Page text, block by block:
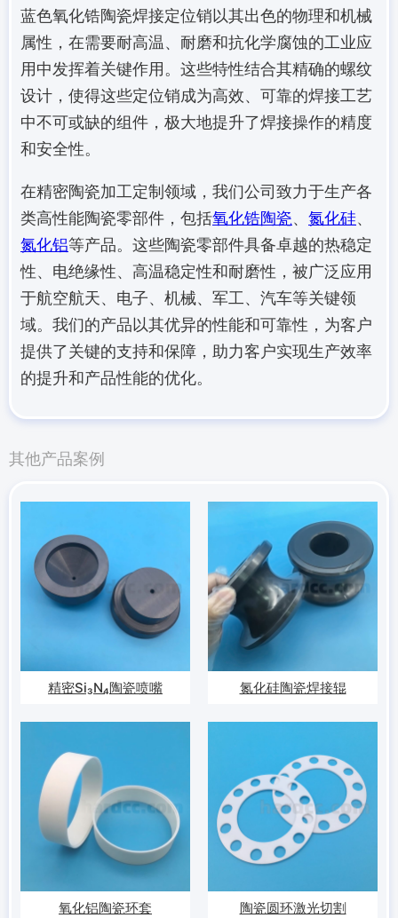
蓝色氧化锆陶瓷焊接定位销以其出色的物理和机械
属性，在需要耐高温、耐磨和抗化学腐蚀的工业应
用中发挥着关键作用。这些特性结合其精确的螺纹
设计，使得这些定位销成为高效、可靠的焊接工艺
中不可或缺的组件，极大地提升了焊接操作的精度
和安全性。
在精密陶瓷加工定制领域，我们公司致力于生产各
类高性能陶瓷零部件，包括氧化锆陶瓷、 氮化硅、
氮化铝等产品。这些陶瓷零部件具备卓越的热稳定
性、电绝缘性、高温稳定性和耐磨性，被广泛应用
于航空航天、电子、机械、军工、汽车等关键领
域。我们的产品以其优异的性能和可靠性，为客户
提供了关键的支持和保障，助力客户实现生产效率
的提升和产品性能的优化。
其他产品案例
精密Si₃N₄陶瓷喷嘴 氮化硅陶瓷焊接辊
氧化铝陶瓷环套 陶瓷圆环激光切割